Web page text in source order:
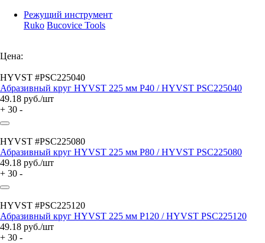
Режущий инструмент
Ruko Bucovice Tools
Цена:
HYVST #PSC225040
Абразивный круг HYVST 225 мм P40 / HYVST PSC225040
49.18 руб./шт
+ 30 -
HYVST #PSC225080
Абразивный круг HYVST 225 мм P80 / HYVST PSC225080
49.18 руб./шт
+ 30 -
HYVST #PSC225120
Абразивный круг HYVST 225 мм P120 / HYVST PSC225120
49.18 руб./шт
+ 30 -